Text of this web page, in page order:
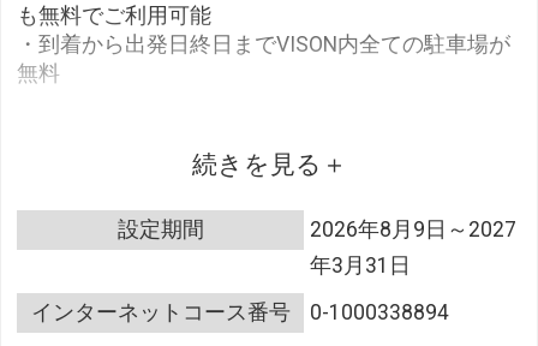
も無料でご利用可能
・到着から出発日終日までVISON内全ての駐車場が
無料
～ 和食 ～
【卵かけご飯】 削節本舗 伊勢和
部制：9:00 / 10:00
※背の高いハイカウンターがメイン、座席の指定は
続きを見る
設定期間
2026年8月9日～2027
年3月31日
インターネットコース番号
0-1000338894